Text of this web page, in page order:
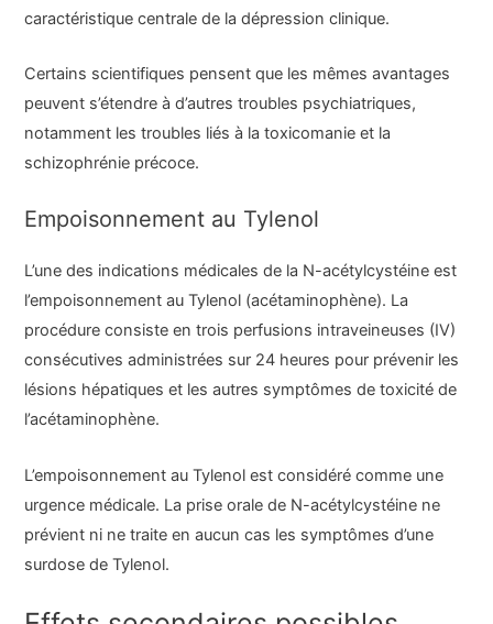
caractéristique centrale de la dépression clinique.
Certains scientifiques pensent que les mêmes avantages
peuvent s’étendre à d’autres troubles psychiatriques,
notamment les troubles liés à la toxicomanie et la
schizophrénie précoce.
Empoisonnement au Tylenol
L’une des indications médicales de la N-acétylcystéine est
l’empoisonnement au Tylenol (acétaminophène). La
procédure consiste en trois perfusions intraveineuses (IV)
consécutives administrées sur 24 heures pour prévenir les
lésions hépatiques et les autres symptômes de toxicité de
l’acétaminophène.
L’empoisonnement au Tylenol est considéré comme une
urgence médicale. La prise orale de N-acétylcystéine ne
prévient ni ne traite en aucun cas les symptômes d’une
surdose de Tylenol.